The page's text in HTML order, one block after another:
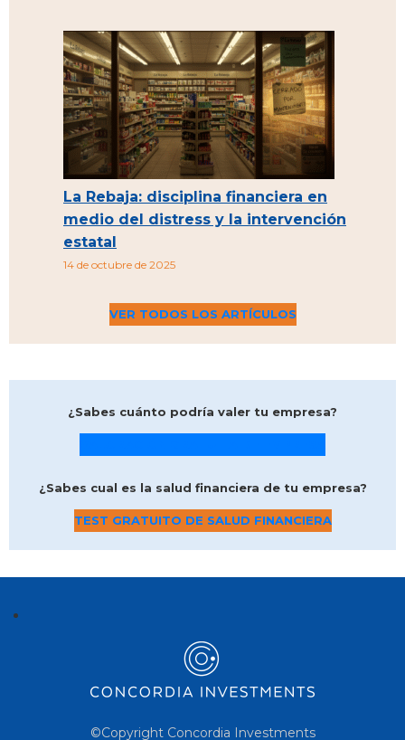
La Rebaja: disciplina financiera en
medio del distress y la intervención
estatal
14 de octubre de 2025
VER TODOS LOS ARTÍCULOS
¿Sabes cuánto podría valer tu empresa?
¿Sabes cual es la salud financiera de tu empresa?
TEST GRATUITO DE SALUD FINANCIERA
©Copyright Concordia Investments